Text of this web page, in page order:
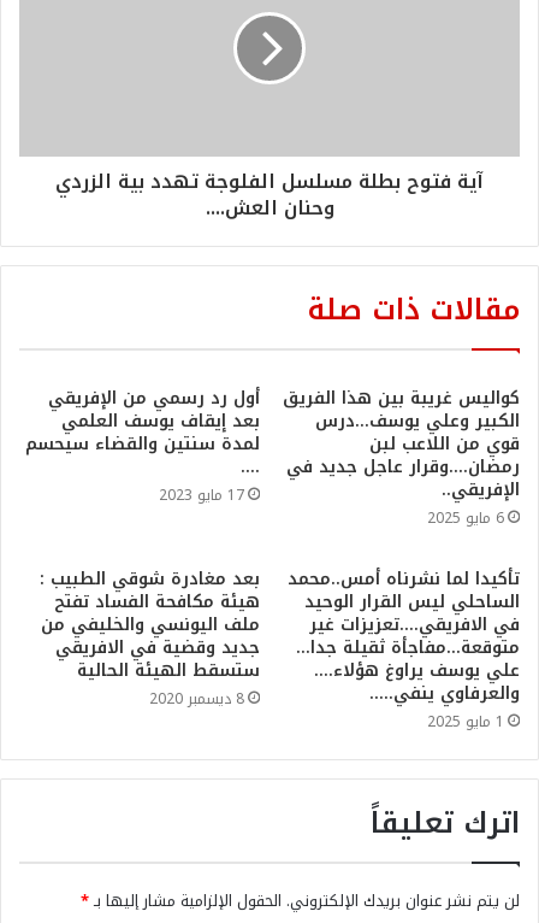
آية فتوح بطلة مسلسل الفلوجة تهدد بية الزردي
وحنان العش....
مقالات ذات صلة
كواليس غريبة بين هذا الفريق
الكبير وعلي يوسف…درس
قوي من اللاعب لبن
رمضان….وقرار عاجل جديد في
الإفريقي..
6 مايو 2025
أول رد رسمي من الإفريقي
بعد إيقاف يوسف العلمي
لمدة سنتين والقضاء سيحسم
….
17 مايو 2023
تأكيدا لما نشرناه أمس..محمد
الساحلي ليس القرار الوحيد
في الافريقي….تعزيزات غير
متوقعة…مفاجأة ثقيلة جدا…
علي يوسف يراوغ هؤلاء….
والعرفاوي ينفي…..
1 مايو 2025
بعد مغادرة شوقي الطبيب :
هيئة مكافحة الفساد تفتح
ملف اليونسي والخليفي من
جديد وقضية في الافريقي
ستسقط الهيئة الحالية
8 ديسمبر 2020
اترك تعليقاً
لن يتم نشر عنوان بريدك الإلكتروني. الحقول الإلزامية مشار إليها بـ*